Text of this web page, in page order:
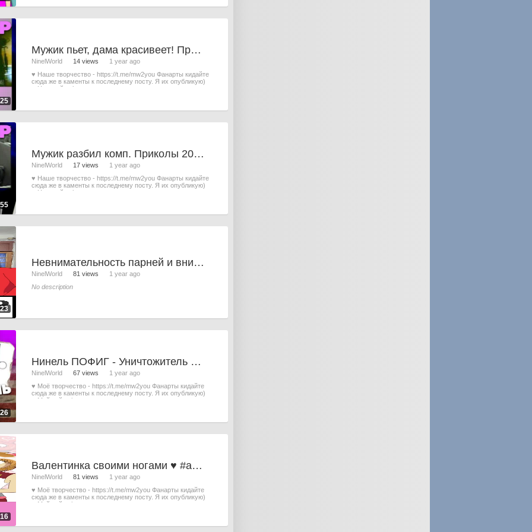
Мужик пьет, дама красивеет! Приколы 2000-х. (Лови Мой 3gp с Нинель) #2
NinelWorld 14 views
1 year ago
♥ Наше творчество - https://t.me/mw2you Фанарты кидайте
сюда же в каменты к последнему посту. Я их опубликую)
♥ Наш сайт - https
Мужик разбил комп. Приколы 2000-х. (Лови Мой 3gp с Нинель) #1
NinelWorld 17 views
1 year ago
♥ Наше творчество - https://t.me/mw2you Фанарты кидайте
сюда же в каменты к последнему посту. Я их опубликую)
♥ Наш сайт - https
Невнимательность парней и внимательность девушек #minis
NinelWorld 81 views
1 year ago
No description
Нинель ПОФИГ - Уничтожитель Айфонов (s06e01 - 2025)
NinelWorld 67 views
1 year ago
♥ Моё творчество - https://t.me/mw2you Фанарты кидайте
сюда же в каменты к последнему посту. Я их опубликую)
♥ Мой сайт - https:
Валентинка своими ногами ♥ #anime #юмор #нинель #пофиг #minis
NinelWorld 81 views
1 year ago
♥ Моё творчество - https://t.me/mw2you Фанарты кидайте
сюда же в каменты к последнему посту. Я их опубликую)
♥ Мой сайт - http